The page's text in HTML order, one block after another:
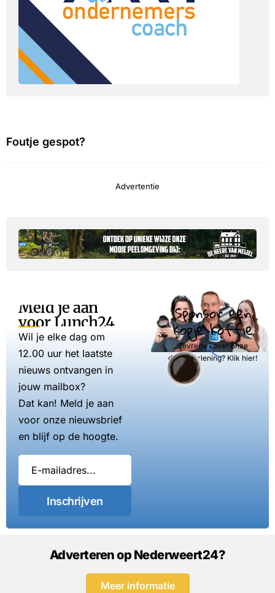
Foutje gespot?
Advertentie
Meld je aan
voor Lunch24
Wil je elke dag om
12.00 uur het laatste
nieuws ontvangen in
jouw mailbox?
Dat kan! Meld je aan
voor onze nieuwsbrief
en blijf op de hoogte.
Inschrijven
Sponsor een
kopje koffie
Tevreden over onze
dienstverlening? Klik hier!
Adverteren op Nederweert24?
Meer informatie